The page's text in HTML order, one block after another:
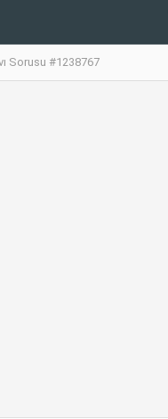
Sorusu #1238767